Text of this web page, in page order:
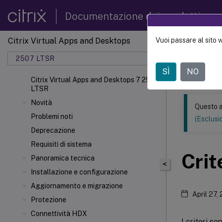
Documentazione dei prodotti
Citrix Virtual Apps and Desktops
2507 LTSR
Citrix Virtual Apps and Desktops 7 2507
LTSR
Novità
Problemi noti
Deprecazione
Requisiti di sistema
Panoramica tecnica
Installazione e configurazione
Aggiornamento e migrazione
Protezione
Connettività HDX
Questo
<
Questo
April 27,
Vuoi passare al sito
SÌ NO